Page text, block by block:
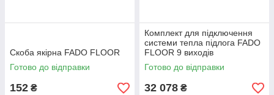
Скоба якірна FADO FLOOR
Готово до відправки
152 ₴
Комплект для підключення
системи тепла підлога FADO
FLOOR 9 виходів
Готово до відправки
32 078 ₴